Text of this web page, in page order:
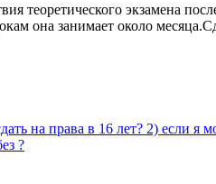
теоретического экзамена
она занимает около
на права в 16 лет? 2) если
?